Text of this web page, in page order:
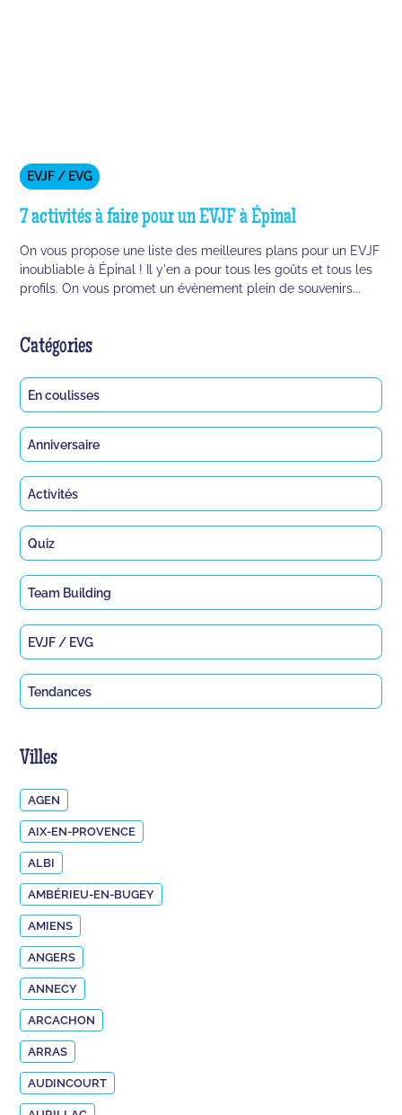
EVJF / EVG
7 activités à faire pour un EVJF à Épinal
On vous propose une liste des meilleures plans pour un EVJF
inoubliable à Épinal ! Il y'en a pour tous les goûts et tous les
profils. On vous promet un évènement plein de souvenirs...
Catégories
En coulisses
Anniversaire
Activités
Quiz
Team Building
EVJF / EVG
Tendances
Villes
AGEN
AIX-EN-PROVENCE
ALBI
AMBÉRIEU-EN-BUGEY
AMIENS
ANGERS
ANNECY
ARCACHON
ARRAS
AUDINCOURT